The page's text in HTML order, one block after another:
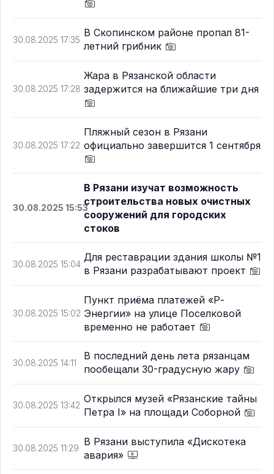
30.08.2025 17:35
В Скопинском районе пропал 81-
летний грибник
30.08.2025 17:28
Жара в Рязанской области
задержится на ближайшие три дня
30.08.2025 17:22
Пляжный сезон в Рязани
официально завершится 1 сентября
30.08.2025 15:53
В Рязани изучат возможность
строительства новых очистных
сооружений для городских
стоков
30.08.2025 15:04
Для реставрации здания школы №1
в Рязани разрабатывают проект
30.08.2025 15:02
Пункт приёма платежей «Р-
Энергии» на улице Поселковой
временно не работает
30.08.2025 14:11
В последний день лета рязанцам
пообещали 30-градусную жару
30.08.2025 13:42
Открылся музей «Рязанские тайны
Петра I» на площади Соборной
30.08.2025 11:29
В Рязани выступила «Дискотека
авария»